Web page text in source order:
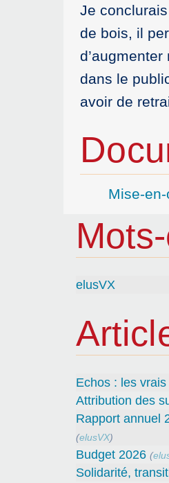
Je
de bois, il
dans le
avoir de
Mise-
elusVX
Echos : les
Attribution des
Rapport annuel
(elusVX)
Budget 2026 (
Solidarité,